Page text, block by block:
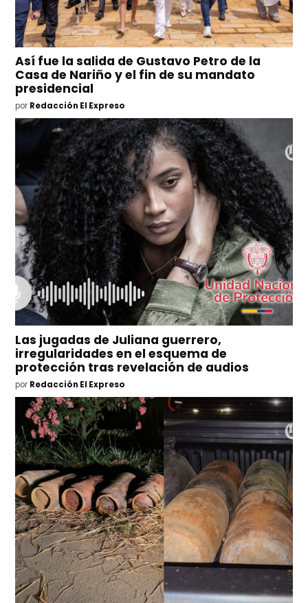
Así fue la salida de Gustavo Petro de la
Casa de Nariño y el fin de su mandato
presidencial
por Redacción El Expreso
Las jugadas de Juliana guerrero,
irregularidades en el esquema de
protección tras revelación de audios
por Redacción El Expreso